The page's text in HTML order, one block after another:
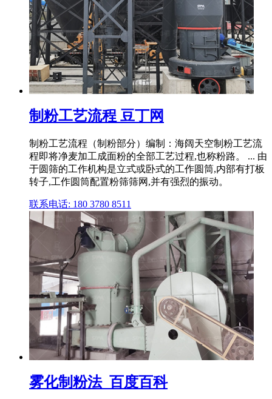
制粉工艺流程 豆丁网
制粉工艺流程（制粉部分）编制：海阔天空制粉工艺流
程即将净麦加工成面粉的全部工艺过程,也称粉路。 ... 由
于圆筛的工作机构是立式或卧式的工作圆筒,内部有打板
转子,工作圆筒配置粉筛筛网,并有强烈的振动。
联系电话: 180 3780 8511
雾化制粉法_百度百科